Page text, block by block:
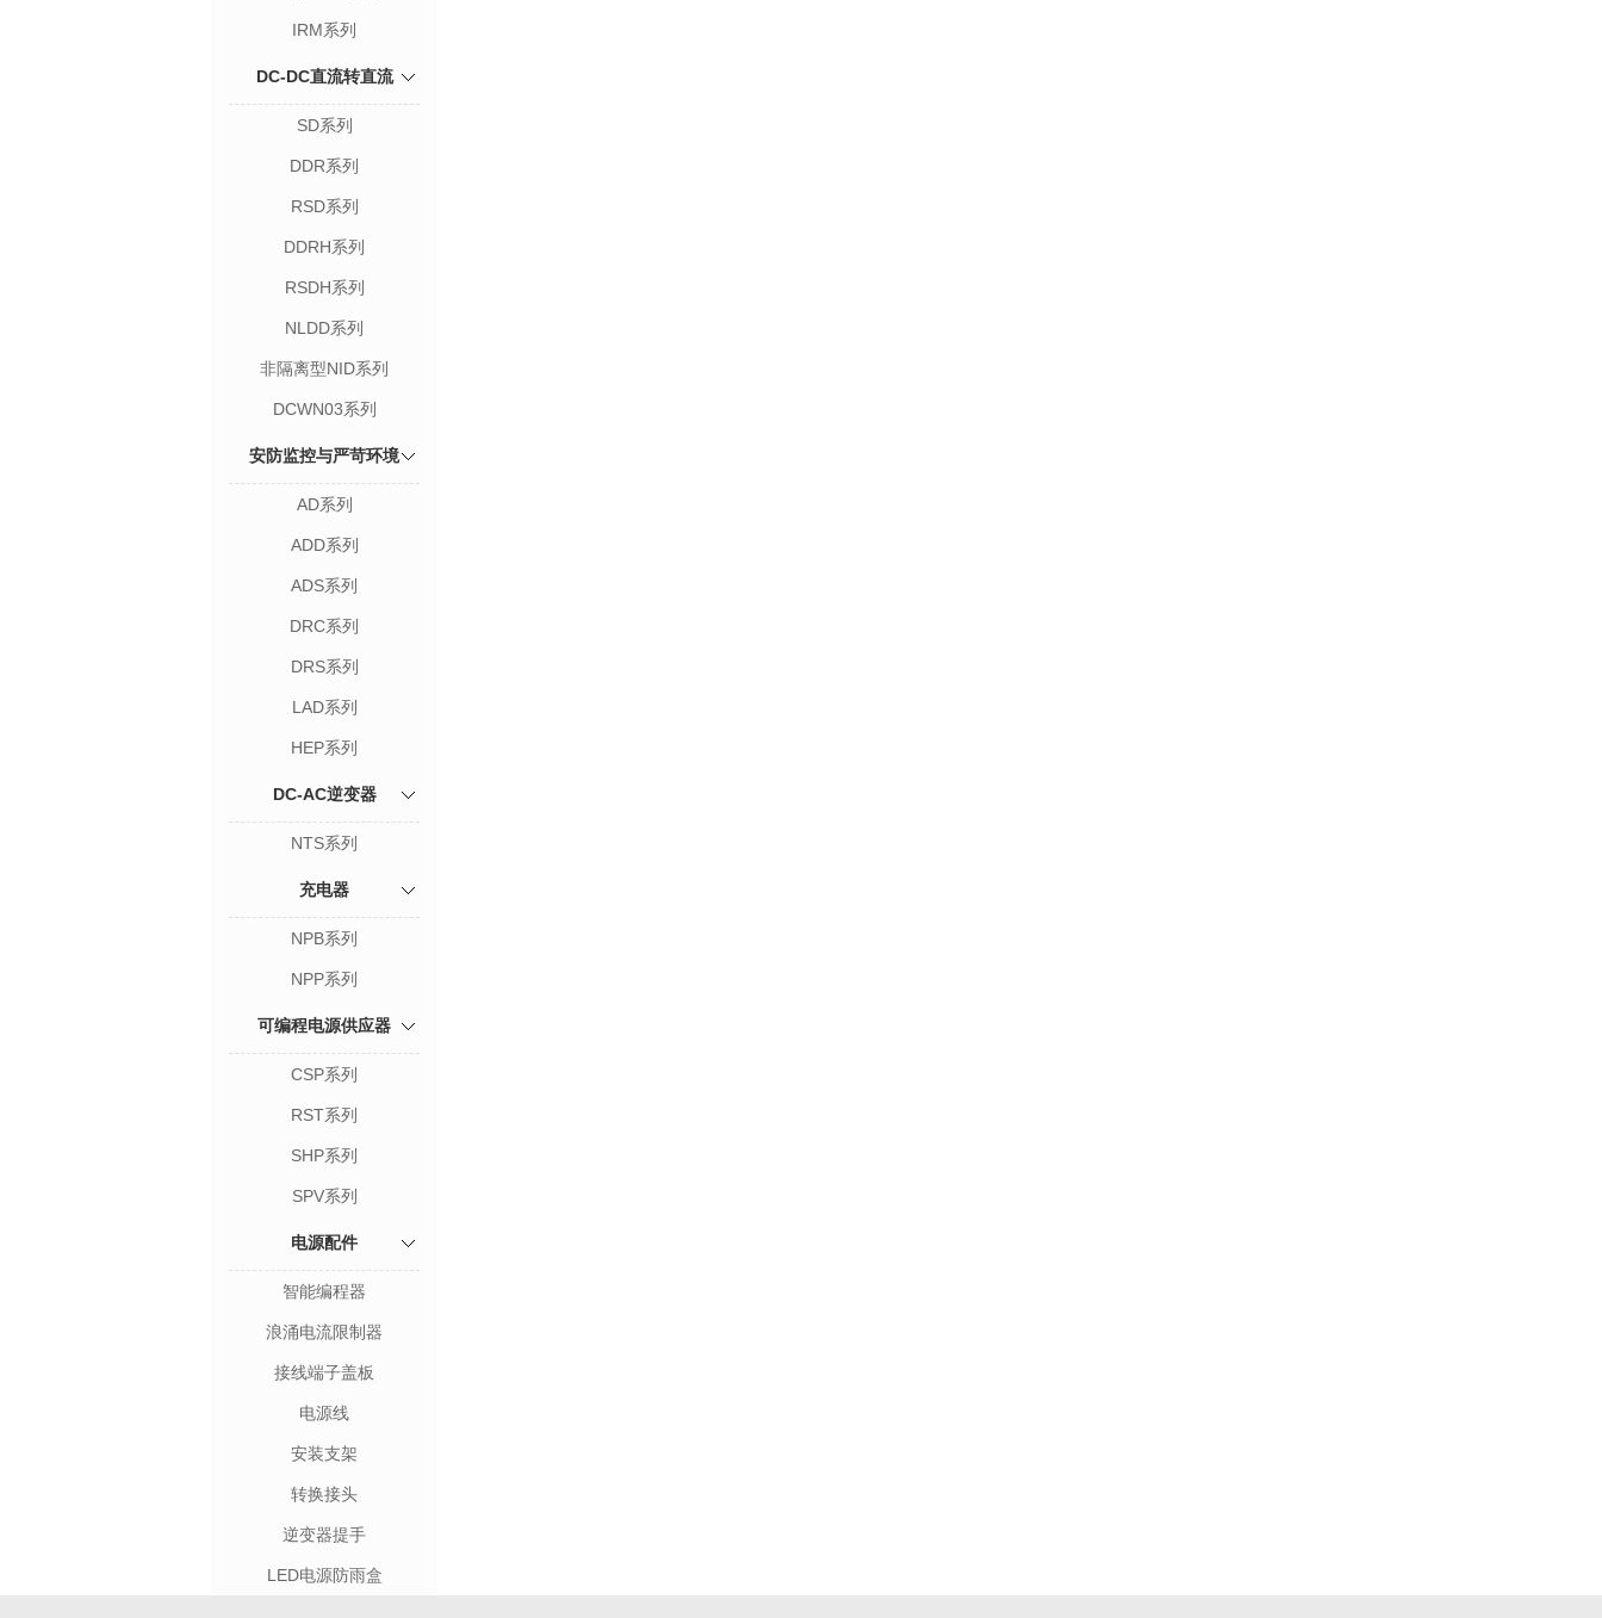
IRM系列
DC-DC直流转直流
SD系列
DDR系列
RSD系列
DDRH系列
RSDH系列
NLDD系列
非隔离型NID系列
DCWN03系列
安防监控与严苛环境
AD系列
ADD系列
ADS系列
DRC系列
DRS系列
LAD系列
HEP系列
DC-AC逆变器
NTS系列
充电器
NPB系列
NPP系列
可编程电源供应器
CSP系列
RST系列
SHP系列
SPV系列
电源配件
智能编程器
浪涌电流限制器
接线端子盖板
电源线
安装支架
转换接头
逆变器提手
LED电源防雨盒